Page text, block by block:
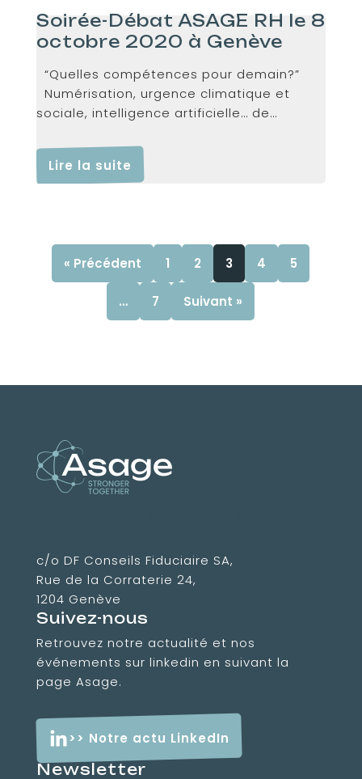
Soirée-Débat ASAGE RH le 8
octobre 2020 à Genève
“Quelles compétences pour demain?”
Numérisation, urgence climatique et
sociale, intelligence artificielle… de
Lire la suite
« Précédent 1 2 3 4 5
… 7 Suivant »
c/o DF Conseils Fiduciaire SA,
Rue de la Corraterie 24,
1204 Genève
Suivez-nous
Retrouvez notre actualité et nos
événements sur linkedin en suivant la
page Asage.
>> Notre actu LinkedIn
Newsletter